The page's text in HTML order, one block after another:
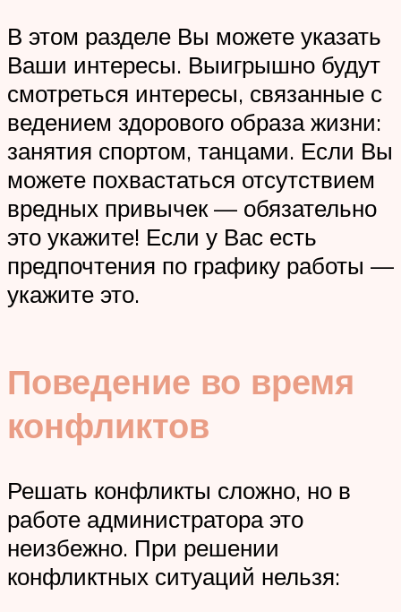
В этом разделе Вы можете указать
Ваши интересы. Выигрышно будут
смотреться интересы, связанные с
ведением здорового образа жизни:
занятия спортом, танцами. Если Вы
можете похвастаться отсутствием
вредных привычек — обязательно
это укажите! Если у Вас есть
предпочтения по графику работы —
укажите это.
Поведение во время
конфликтов
Решать конфликты сложно, но в
работе администратора это
неизбежно. При решении
конфликтных ситуаций нельзя: